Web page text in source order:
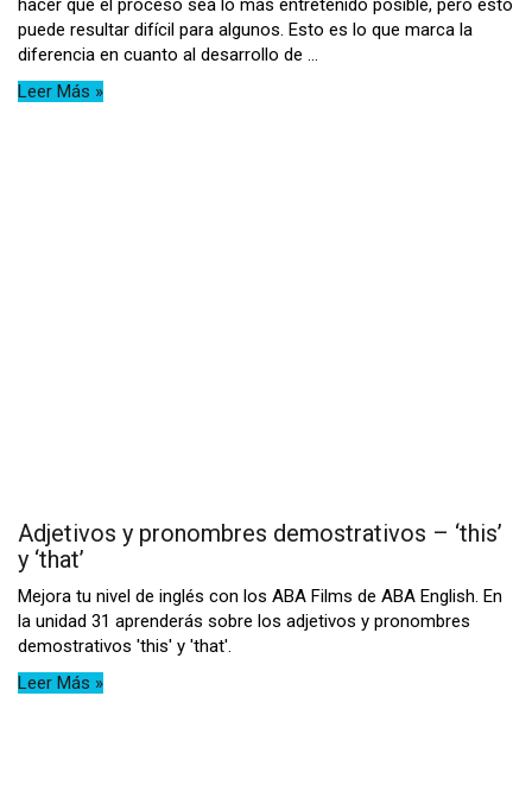
hacer que el proceso sea lo más entretenido posible, pero esto
puede resultar difícil para algunos. Esto es lo que marca la
diferencia en cuanto al desarrollo de ...
Leer Más »
Adjetivos y pronombres demostrativos – ‘this’
y ‘that’
Mejora tu nivel de inglés con los ABA Films de ABA English. En
la unidad 31 aprenderás sobre los adjetivos y pronombres
demostrativos 'this' y 'that'.
Leer Más »